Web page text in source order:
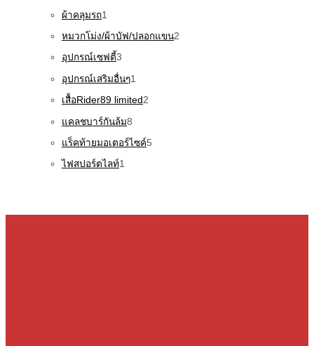
ผ้าคลุมรถ1
หมวกโม่ง/ผ้าบัฟ/ปลอกแขน2
อุปกรณ์เซฟตี้3
อุปกรณ์เสริมอื่นๆ1
เสื้อRider89 limited2
แคลชบาร์กันล้ม8
แร็คท้ายมอเตอร์ไซค์5
ไฟสปอร์ตไลท์1